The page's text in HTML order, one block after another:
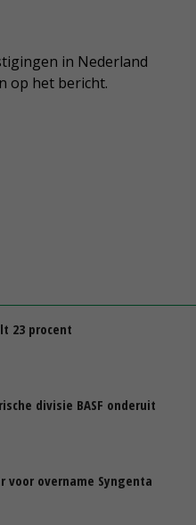
in Nederland
op het bericht.
23 procent
divisie BASF onderuit
voor overname Syngenta